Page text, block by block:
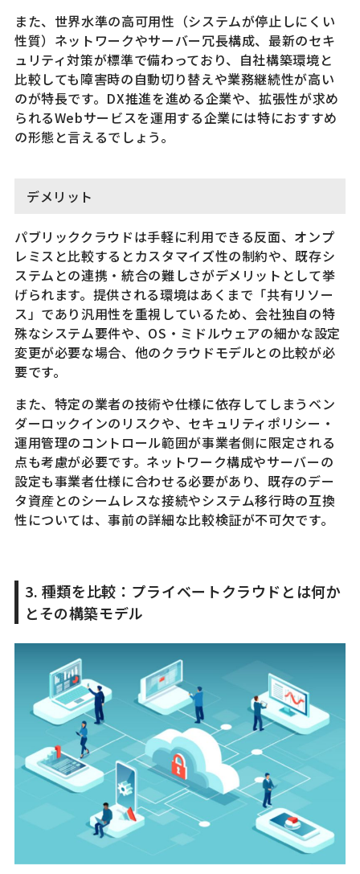
また、世界水準の高可用性（システムが停止しにくい
性質）ネットワークやサーバー冗長構成、最新のセキ
ュリティ対策が標準で備わっており、自社構築環境と
比較しても障害時の自動切り替えや業務継続性が高い
のが特長です。DX推進を進める企業や、拡張性が求め
られるWebサービスを運用する企業には特におすすめ
の形態と言えるでしょう。
デメリット
パブリッククラウドは手軽に利用できる反面、オンプ
レミスと比較するとカスタマイズ性の制約や、既存シ
ステムとの連携・統合の難しさがデメリットとして挙
げられます。提供される環境はあくまで「共有リソー
ス」であり汎用性を重視しているため、会社独自の特
殊なシステム要件や、OS・ミドルウェアの細かな設定
変更が必要な場合、他のクラウドモデルとの比較が必
要です。
また、特定の業者の技術や仕様に依存してしまうベン
ダーロックインのリスクや、セキュリティポリシー・
運用管理のコントロール範囲が事業者側に限定される
点も考慮が必要です。ネットワーク構成やサーバーの
設定も事業者仕様に合わせる必要があり、既存のデー
タ資産とのシームレスな接続やシステム移行時の互換
性については、事前の詳細な比較検証が不可欠です。
3. 種類を比較：プライベートクラウドとは何か
とその構築モデル